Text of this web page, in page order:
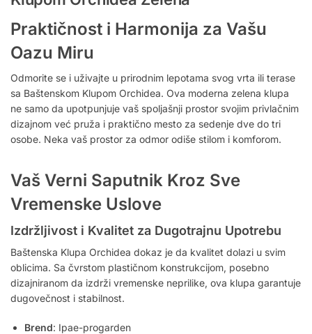
Praktičnost i Harmonija za Vašu
Oazu Miru
Odmorite se i uživajte u prirodnim lepotama svog vrta ili terase
sa Baštenskom Klupom Orchidea. Ova moderna zelena klupa
ne samo da upotpunjuje vaš spoljašnji prostor svojim privlačnim
dizajnom već pruža i praktično mesto za sedenje dve do tri
osobe. Neka vaš prostor za odmor odiše stilom i komforom.
Vaš Verni Saputnik Kroz Sve
Vremenske Uslove
Izdržljivost i Kvalitet za Dugotrajnu Upotrebu
Baštenska Klupa Orchidea dokaz je da kvalitet dolazi u svim
oblicima. Sa čvrstom plastičnom konstrukcijom, posebno
dizajniranom da izdrži vremenske neprilike, ova klupa garantuje
dugovečnost i stabilnost.
Brend: Ipae-progarden